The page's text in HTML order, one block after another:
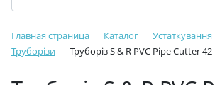
Главная страница Каталог Устаткування
Труборізи
Труборіз S & R PVC Pipe Cutter